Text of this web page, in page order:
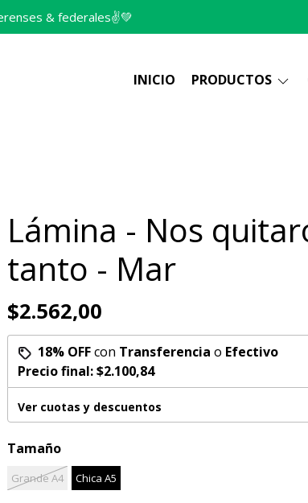
& federales✌️💚
INICIO PRODUCTOS
Lámina - Nos
tanto - Mar
$2.562,00
18% OFFcon Transferencia o Efectivo
Precio final:$2.100,84
Ver cuotas y descuentos
Tamaño
Grande A4 Chica A5